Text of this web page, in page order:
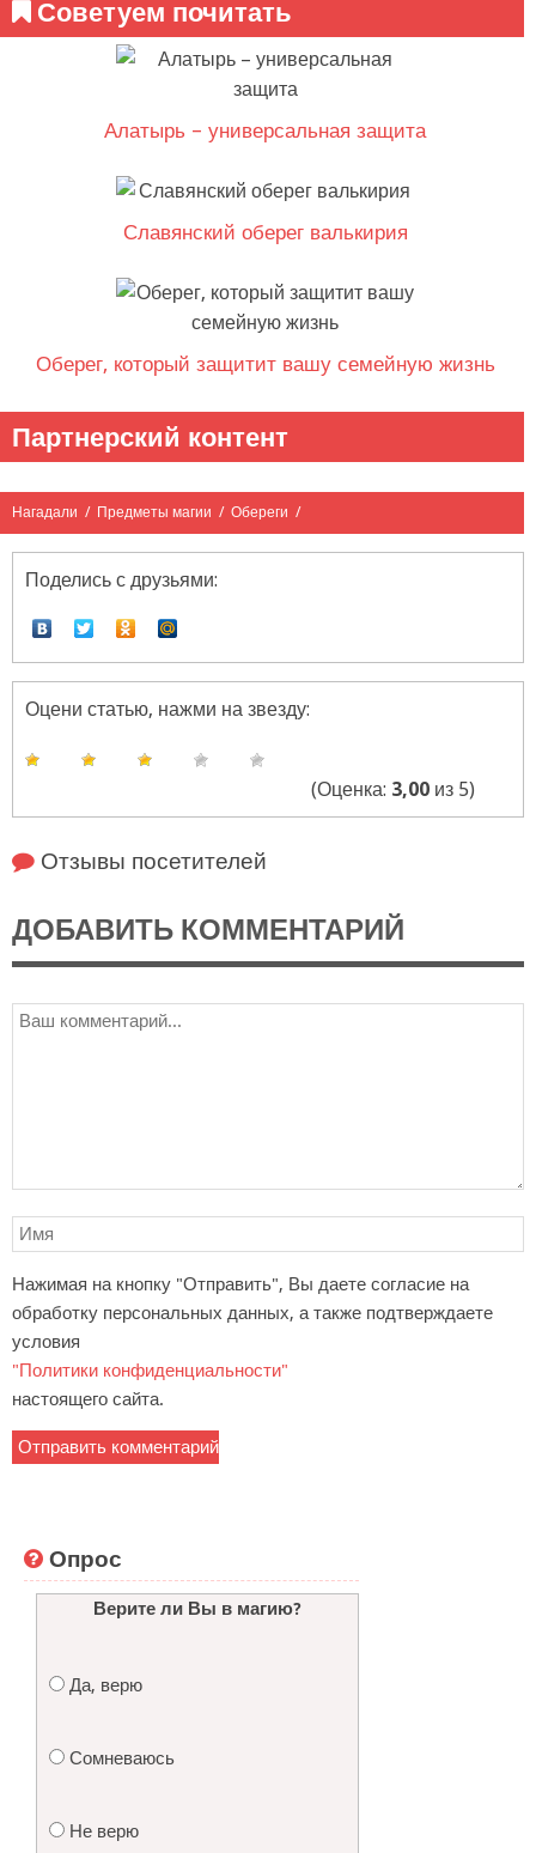
Советуем почитать
Алатырь – универсальная защита
Славянский оберег валькирия
Оберег, который защитит вашу семейную жизнь
Партнерский контент
Нагадали / Предметы магии / Обереги /
Поделись с друзьями:
Оцени статью, нажми на звезду:
(Оценка: 3,00 из 5)
Отзывы посетителей
ДОБАВИТЬ КОММЕНТАРИЙ
Нажимая на кнопку "Отправить", Вы даете согласие на
обработку персональных данных, а также подтверждаете
условия
"Политики конфиденциальности"
настоящего сайта.
Опрос
Верите ли Вы в магию?
Да, верю
Сомневаюсь
Не верю